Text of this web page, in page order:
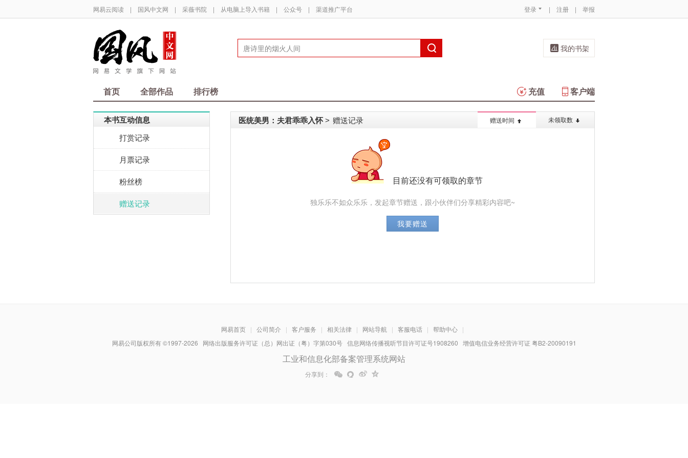
网易云阅读 | 国风中文网 | 采薇书院 | 从电脑上导入书籍 | 公众号 | 渠道推广平台 登录 | 注册 | 举报
我的书架
首页 全部作品 排行榜 客户端
充值
本书互动信息
打赏记录
月票记录
粉丝榜
赠送记录
赠送时间 未领取数
医统美男：夫君乖乖入怀 > 赠送记录
目前还没有可领取的章节
独乐乐不如众乐乐，发起章节赠送，跟小伙伴们分享精彩内容吧~
我要赠送
网易首页 | 公司简介 | 客户服务 | 相关法律 | 网站导航 | 客服电话 | 帮助中心 |
网易公司版权所有 ©1997-2026 网络出版服务许可证（总）网出证（粤）字第030号 信息网络传播视听节目许可证号1908260 增值电信业务经营许可证 粤B2-20090191
工业和信息化部备案管理系统网站
分享到：